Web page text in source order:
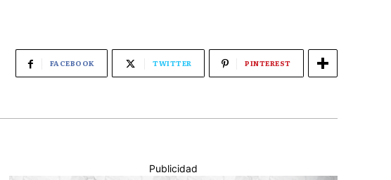
FACEBOOK TWITTER PINTEREST
Publicidad